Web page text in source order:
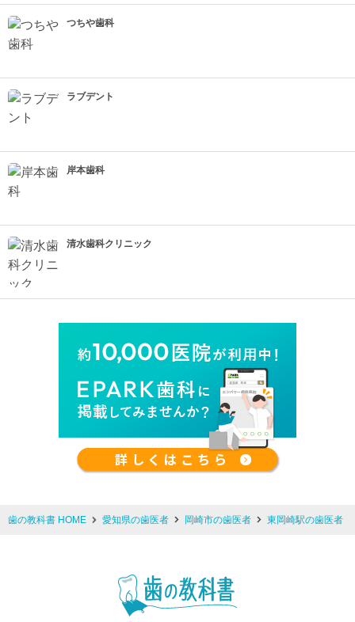
つちや歯科
ラブデント
岸本歯科
清水歯科クリニック
歯の教科書 HOME 愛知県の歯医者 岡崎市の歯医者 東岡崎駅の歯医者